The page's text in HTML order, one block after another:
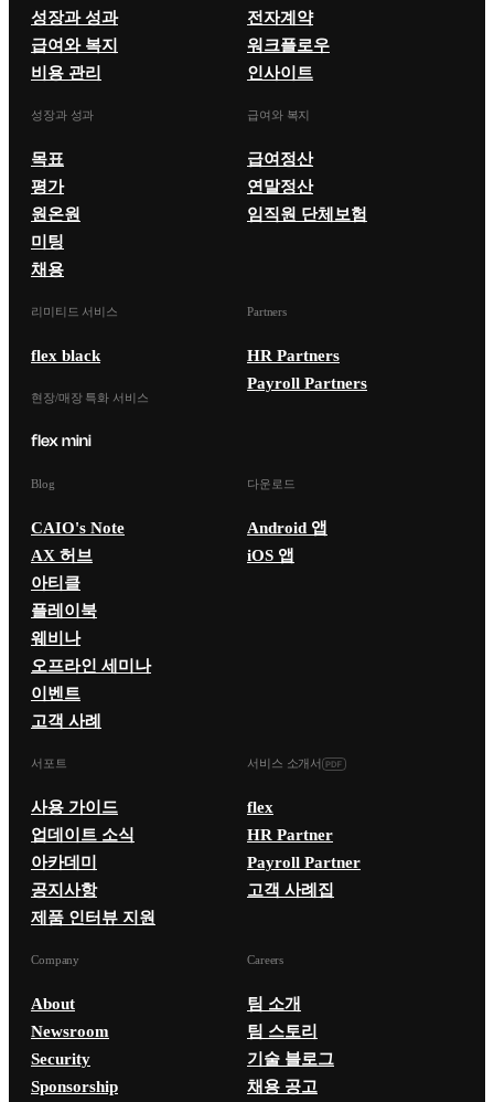
성장과 성과
급여와 복지
비용 관리
전자계약
워크플로우
인사이트
성장과 성과
목표
평가
원온원
미팅
채용
급여와 복지
급여정산
연말정산
임직원 단체보험
리미티드 서비스
flex black
현장/매장 특화 서비스
Partners
HR Partners
Payroll Partners
Blog
CAIO's Note
AX 허브
아티클
플레이북
웨비나
오프라인 세미나
이벤트
고객 사례
다운로드
Android 앱
iOS 앱
서포트
사용 가이드
업데이트 소식
아카데미
공지사항
제품 인터뷰 지원
서비스 소개서
flex
HR Partner
Payroll Partner
고객 사례집
Company
About
Newsroom
Security
Sponsorship
Careers
팀 소개
팀 스토리
기술 블로그
채용 공고